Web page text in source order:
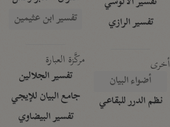
تفسير الرازي
أخرى
أضواء البيان
نظم الدرر للبقاعي
تفسير ابن عثيمين
مركَّزة العبارة
تفسير الجلالين
جامع البيان للإيجي
تفسير البيضاوي